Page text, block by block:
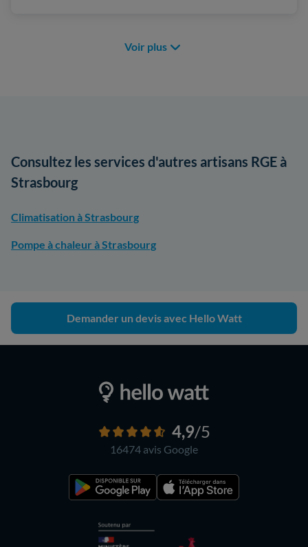
Voir plus
Consultez les services d'autres artisans RGE à
Strasbourg
Climatisation à Strasbourg
Pompe à chaleur à Strasbourg
Demander un devis avec Hello Watt
4,9/5
16474 avis Google